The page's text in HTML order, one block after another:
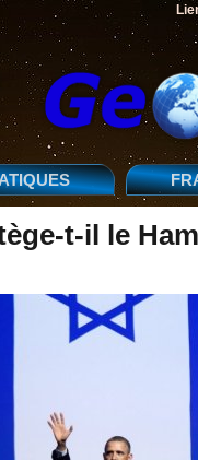
t-il le